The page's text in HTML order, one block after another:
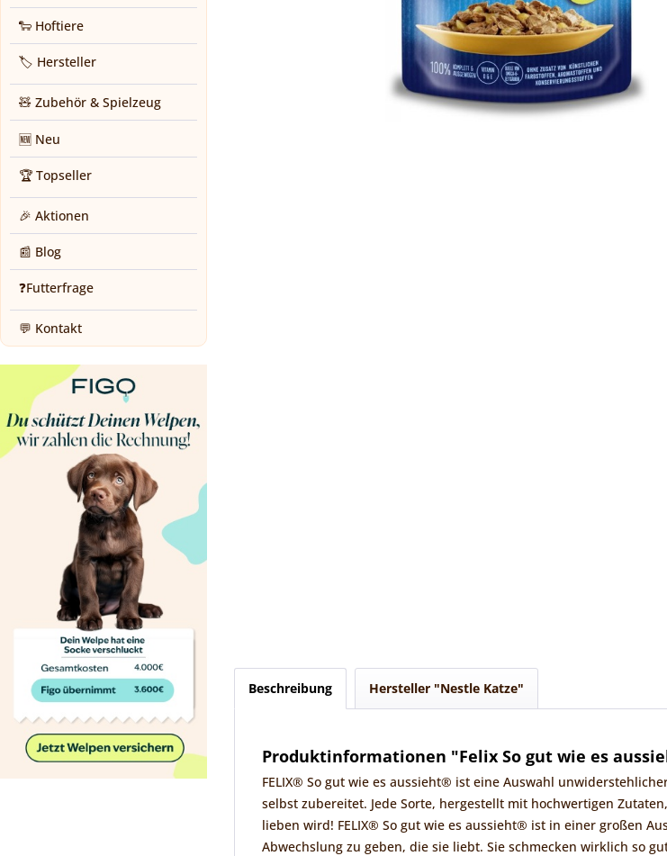
🐑 Hoftiere
🏷️ Hersteller
🧸 Zubehör & Spielzeug
🆕 Neu
🏆 Topseller
🎉 Aktionen
📰 Blog
❓Futterfrage
💬 Kontakt
Beschreibung Hersteller "Nestle Katze"
Produktinformationen "Felix So gut wie es
FELIX® So gut wie es aussieht® ist eine Auswahl
selbst zubereitet. Jede Sorte, hergestellt mit hochwertigen
lieben wird! FELIX® So gut wie es aussieht® ist in einer großen
Abwechslung zu geben, die sie liebt. Sie schmecken wirklich so